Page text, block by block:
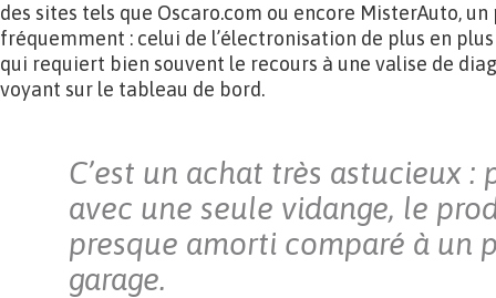
des sites tels que Oscaro.com ou encore MisterAuto,
fréquemment : celui de l’électronisation de plus en
qui requiert bien souvent le recours à une valise de
voyant sur le tableau de bord.
C’est un achat très astucieux :
avec une seule vidange, le
presque amorti comparé à un
garage.